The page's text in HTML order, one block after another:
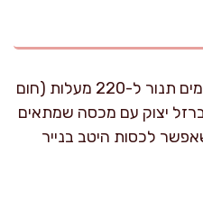
מחממים תנור ל-220 מעלות (חום
ברזל יצוק עם מכסה שמתאים
לכסות היטב בנייר